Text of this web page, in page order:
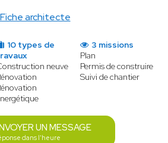
Fiche architecte
10 types de
neuve
3 missions
Plan
Permis de construire
Suivi de chantier
UN MESSAGE
dans l'heure